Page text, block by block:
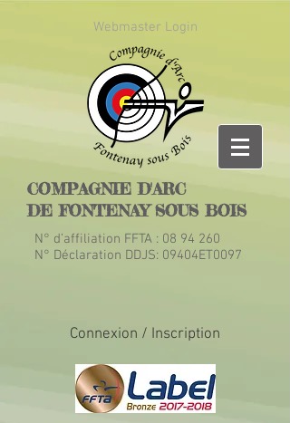
Webmaster Login
COMPAGNIE D'ARC
DE FONTENAY SOUS BOIS
N° d’affiliation FFTA : 08 94 260
N° Déclaration DDJS: 09404ET0097
Connexion / Inscription